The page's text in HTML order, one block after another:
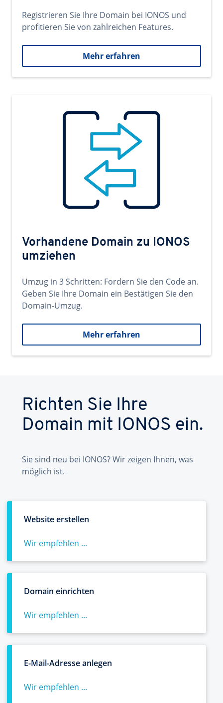
Registrieren Sie Ihre Domain bei IONOS und
profitieren Sie von zahlreichen Features.
Mehr erfahren
Vorhandene Domain zu IONOS
umziehen
Umzug in 3 Schritten: Fordern Sie den Code an.
Geben Sie Ihre Domain ein Bestätigen Sie den
Domain-Umzug.
Mehr erfahren
Richten Sie Ihre
Domain mit IONOS ein.
Sie sind neu bei IONOS? Wir zeigen Ihnen, was
möglich ist.
Website erstellen
Wir empfehlen ...
Domain einrichten
Wir empfehlen ...
E-Mail-Adresse anlegen
Wir empfehlen ...